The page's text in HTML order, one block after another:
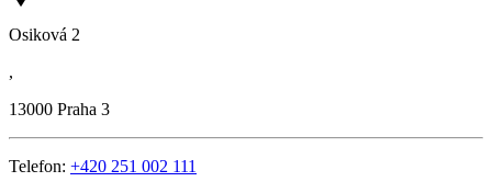
Osiková 2
,
13000 Praha 3
Telefon: +420 251 002 111